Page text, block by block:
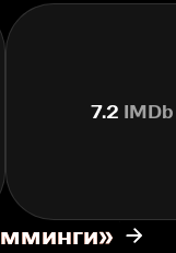
7.2 IMDb